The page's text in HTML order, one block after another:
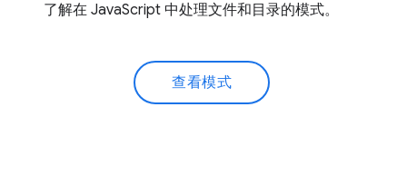
了解在 JavaScript 中处理文件和目录的模式。
查看模式